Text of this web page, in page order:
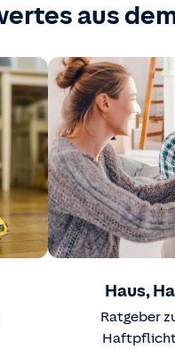
aus
Haus,
Ratgeber
Haftpflicht